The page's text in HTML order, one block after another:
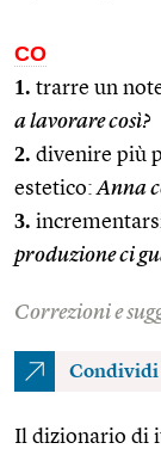
CO
1. trarre un
a lavorare così?
2. divenire più
estetico: Anna
3.
produzione ci
Correzioni e
Condividi
Il dizionario di